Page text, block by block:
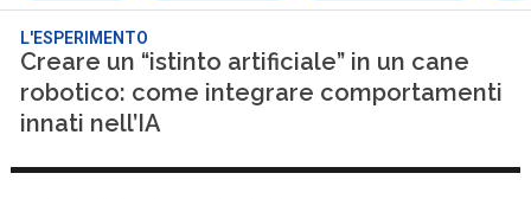
L'ESPERIMENTO
Creare un “istinto artificiale” in un cane
robotico: come integrare comportamenti
innati nell’IA